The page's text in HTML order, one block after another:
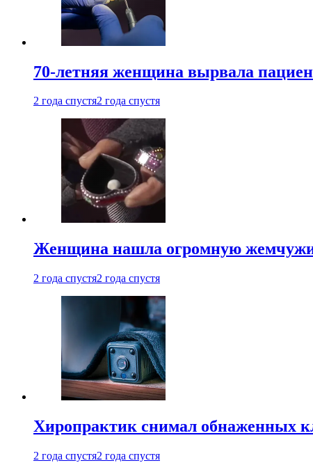
70-летняя женщина вырвала
2 года спустя2 года спустя
Женщина нашла огромную
2 года спустя2 года спустя
Хиропрактик снимал обнаженных
2 года спустя2 года спустя